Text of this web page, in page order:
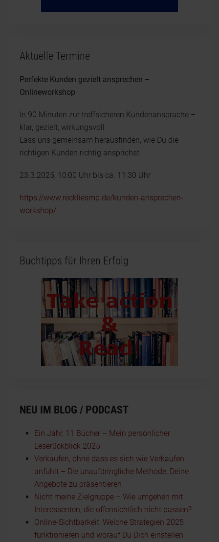
Aktuelle Termine
Perfekte Kunden gezielt ansprechen –
Onlineworkshop
In 90 Minuten zur treffsicheren Kundenansprache –
klar, gezielt, wirkungsvoll
Lass uns gemeinsam herausfinden, wie Du die
richtigen Kunden richtig ansprichst
23.3.2025, 10:00 Uhr bis ca. 11:30 Uhr
https://www.reckliesmp.de/kunden-ansprechen-
workshop/
Buchtipps für Ihren Erfolg
NEU IM BLOG / PODCAST
Ein Jahr, 11 Bücher – Mein persönlicher
Leserückblick 2025
Verkaufen, ohne dass es sich wie Verkaufen
anfühlt – Die unaufdringliche Methode, Deine
Angebote zu präsentieren
Nicht meine Zielgruppe – Wie umgehen mit
Interessenten, die offensichtlich nicht passen?
Online-Sichtbarkeit: Welche Strategien 2025
funktionieren und worauf Du Dich einstellen